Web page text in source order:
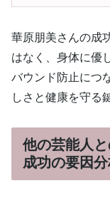
華原朋美さんの成
はなく、身体に優
バウンド防止につ
しさと健康を守る
他の芸能人
成功の要因